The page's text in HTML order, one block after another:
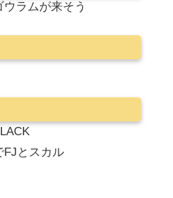
ウラムが来そう
FJとスカル